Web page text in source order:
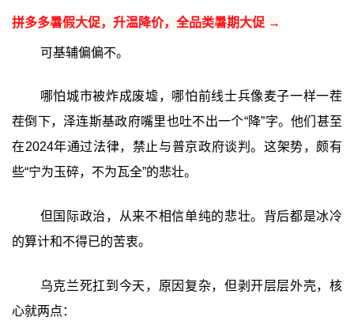
拼多多暑假大促，升温降价，全品类暑期大促 →
可基辅偏偏不。
哪怕城市被炸成废墟，哪怕前线士兵像麦子一样一茬
茬倒下，泽连斯基政府嘴里也吐不出一个“降”字。他们甚至
在2024年通过法律，禁止与普京政府谈判。这架势，颇有
些“宁为玉碎，不为瓦全”的悲壮。
但国际政治，从来不相信单纯的悲壮。背后都是冰冷
的算计和不得已的苦衷。
乌克兰死扛到今天，原因复杂，但剥开层层外壳，核
心就两点：